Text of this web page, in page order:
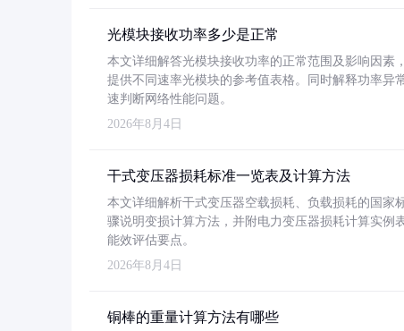
光模块接收功率多少是正常
本文详细解答光模块接收功率的正常范围及影响因素
提供不同速率光模块的参考值表格。同时解释功率
速判断网络性能问题。
2026年8月4日
干式变压器损耗标准一览表及计算方法
本文详细解析干式变压器空载损耗、负载损耗的国家
骤说明变损计算方法，并附电力变压器损耗计算实例
能效评估要点。
2026年8月4日
铜棒的重量计算方法有哪些